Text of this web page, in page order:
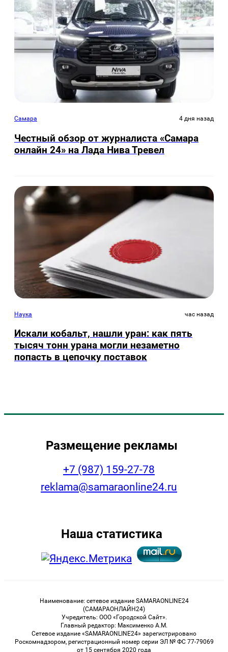
Самара 4 дня назад
Честный обзор от журналиста «Самара
онлайн 24» на Лада Нива Тревел
Наука час назад
Искали кобальт, нашли уран: как пять
тысяч тонн урана могли незаметно
попасть в цепочку поставок
Размещение рекламы
+7 (987) 159-27-78
reklama@samaraonline24.ru
Наша статистика
Наименование: сетевое издание SAMARAONLINE24
(САМАРАОНЛАЙН24)
Учредитель: ООО «Городской Сайт».
Главный редактор: Максименко А.М.
Сетевое издание «SAMARAONLINE24» зарегистрировано
Роскомнадзором, регистрационный номер серии ЭЛ № ФС 77-79069
от 15 сентября 2020 года